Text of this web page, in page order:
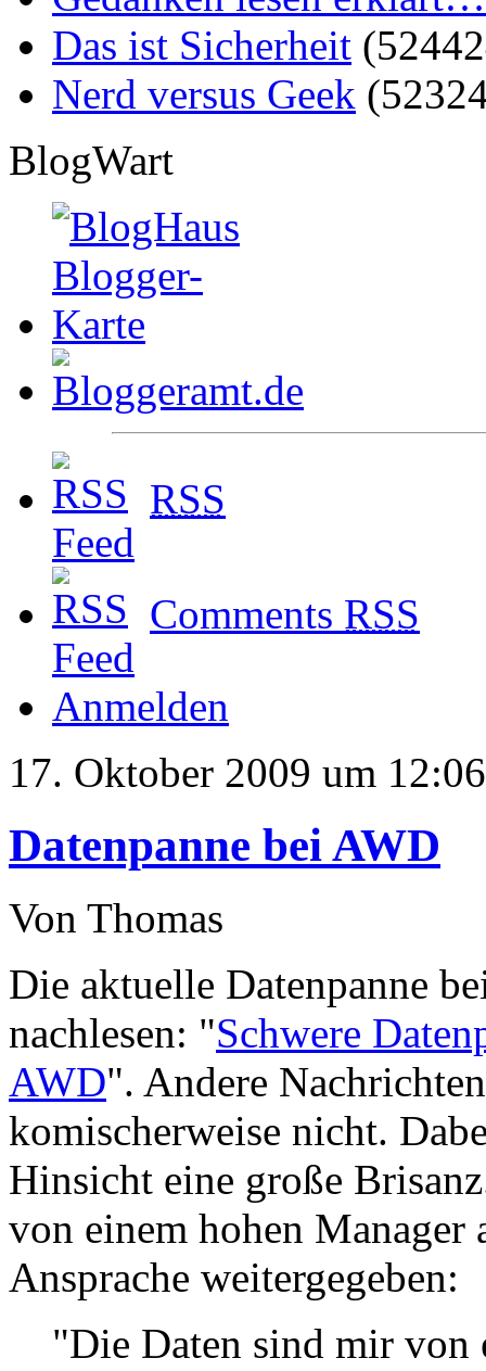
Das ist Sicherheit
Nerd versus Geek
BlogWart
RSS
Comments RSS
Anmelden
17. Oktober 2009 um 12:06
Datenpanne bei AWD
Von Thomas
Die aktuelle Datenpanne
nachlesen: "Schwere
AWD". Andere
komischerweise nicht.
Hinsicht eine große
von einem hohen
Ansprache weitergegeben:
"Die Daten sind mir von